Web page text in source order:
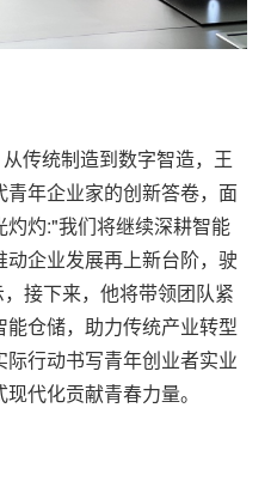
传统制造到数字智造，王
年企业家的创新答卷， 面
灼:"我们将继续深耕智能
企业发展再上新台阶，驶
接下来，他将带领团队紧
仓储，助力传统产业转型
行动书写青年创业者实业
代化贡献青春力量。